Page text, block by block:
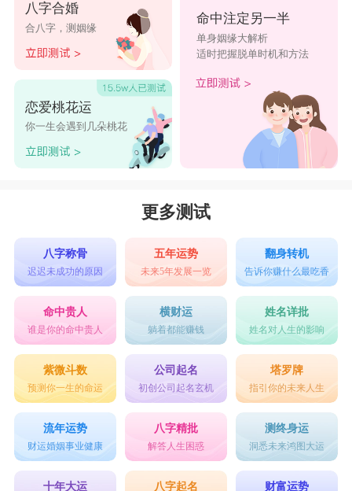
八字合婚
合八字，测姻缘
恋爱桃花运
你一生会遇到几朵桃花
命中注定另一半
单身姻缘大解析
适时把握脱单时机和方法
更多测试
八字称骨
迟迟未成功的原因
五年运势
未来5年发展一览
翻身转机
告诉你赚什么最吃香
命中贵人
谁是你的命中贵人
横财运
躺着都能赚钱
姓名详批
姓名对人生的影响
紫微斗数
预测你一生的命运
公司起名
初创公司起名玄机
塔罗牌
指引你的未来人生
流年运势
财运婚姻事业健康
八字精批
解答人生困惑
测终身运
洞悉未来鸿图大运
十年大运 八字起名 财富运势